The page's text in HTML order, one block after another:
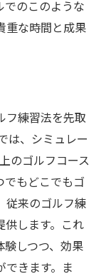
でのこのような
重な時間と成果
フ練習法を先取
は、シミュレー
のゴルフコース
でもどこでもゴ
従来のゴルフ練
供します。これ
験しつつ、効果
できます。ま